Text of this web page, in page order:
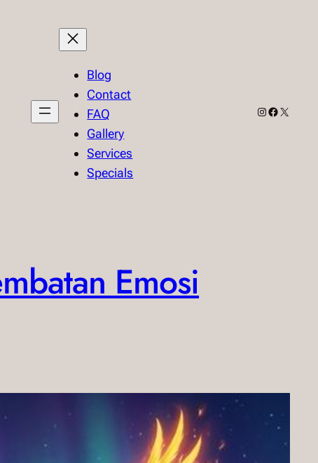
Blog
Contact
FAQ
Gallery
Services
Specials
Instagram
Facebook
X
Emosi